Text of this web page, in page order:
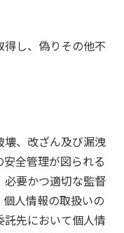
得し、偽りその他不
壊、改ざん及び漏洩
全管理が図られる
必要かつ適切な監督
人情報の取扱いの
託先において個人情